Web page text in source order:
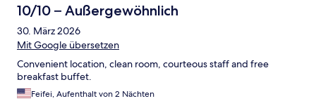
10/10 – Außergewöhnlich
30. März 2026
Mit Google übersetzen
Convenient location, clean room, courteous staff and free
breakfast buffet.
Feifei, Aufenthalt von 2 Nächten